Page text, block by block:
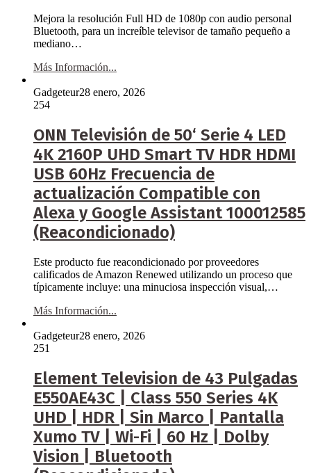
Mejora la resolución Full HD de 1080p con audio personal
Bluetooth, para un increíble televisor de tamaño pequeño a
mediano…
Más Información...
Gadgeteur28 enero, 2026
254
ONN Televisión de 50‘ Serie 4 LED
4K 2160P UHD Smart TV HDR HDMI
USB 60Hz Frecuencia de
actualización Compatible con
Alexa y Google Assistant 100012585
(Reacondicionado)
Este producto fue reacondicionado por proveedores
calificados de Amazon Renewed utilizando un proceso que
típicamente incluye: una minuciosa inspección visual,…
Más Información...
Gadgeteur28 enero, 2026
251
Element Television de 43 Pulgadas
E550AE43C | Class 550 Series 4K
UHD | HDR | Sin Marco | Pantalla
Xumo TV | Wi-Fi | 60 Hz | Dolby
Vision | Bluetooth